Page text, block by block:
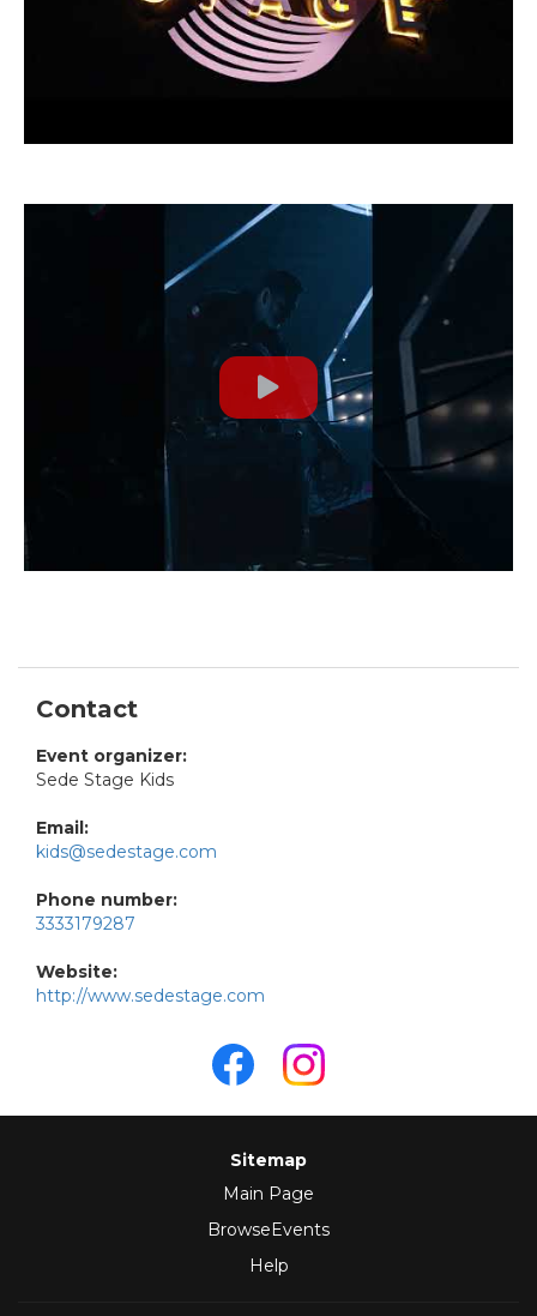
Contact
Event organizer:
Sede Stage Kids
Email:
kids@sedestage.com
Phone number:
3333179287
Website:
http://www.sedestage.com
Sitemap
Main Page
BrowseEvents
Help